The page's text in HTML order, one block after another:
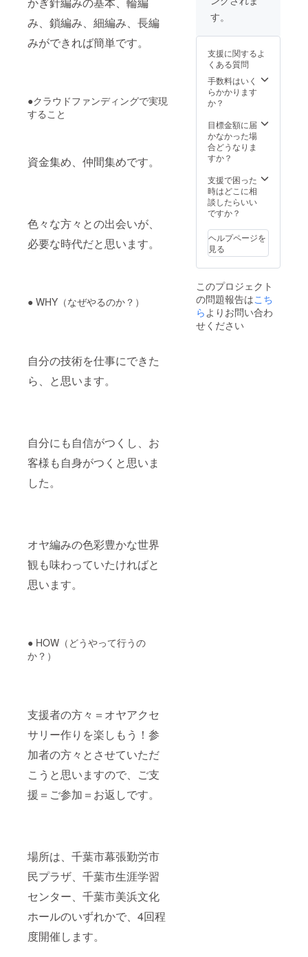
み、鎖編み、細編み、長編
みができれば簡単です。
●クラウドファンディングで実現
すること
資金集め、仲間集めです。
色々な方々との出会いが、
必要な時代だと思います。
● WHY（なぜやるのか？）
自分の技術を仕事にできた
ら、と思います。
自分にも自信がつくし、お
客様も自身がつくと思いま
した。
オヤ編みの色彩豊かな世界
観も味わっていたければと
思います。
● HOW（どうやって行うの
か？）
支援者の方々＝オヤアクセ
サリー作りを楽しもう！参
加者の方々とさせていただ
こうと思いますので、ご支
援＝ご参加＝お返しです。
場所は、千葉市幕張勤労市
民プラザ、千葉市生涯学習
センター、千葉市美浜文化
ホールのいずれかで、4回程
度開催します。
が参加
ので、
当日、
会場に
お持ち
くださ
メール
の方
は、印
刷した
参加券
とし
て、お
持ちく
い)。
す。
支援に関するよ
くある質問
手数料はいく
らかかります
か？
目標金額に届
かなかった場
合どうなりま
すか？
支援で困った
時はどこに相
談したらいい
ですか？
ヘルプページを
見る
このプロジェクト
の問題報告はこち
ら よりお問い合わ
せください